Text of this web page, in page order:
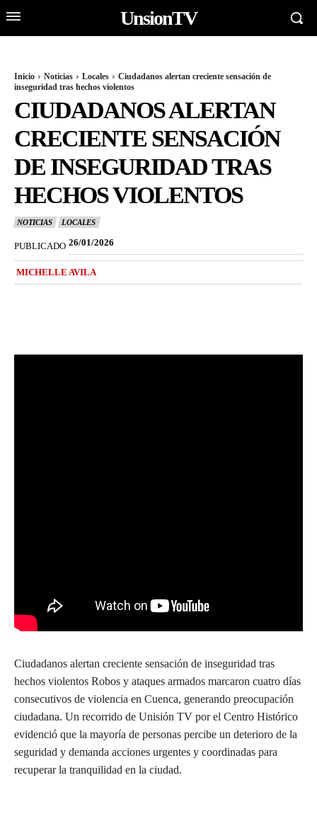
UnsionTV
Inicio Noticias Locales
Ciudadanos alertan creciente sensación de
inseguridad tras hechos violentos
CIUDADANOS ALERTAN
CRECIENTE SENSACIÓN
DE INSEGURIDAD TRAS
HECHOS VIOLENTOS
NOTICIAS LOCALES
PUBLICADO 26/01/2026
MICHELLE AVILA
Ciudadanos alertan creciente sensación de inseguridad tras
hechos violentos Robos y ataques armados marcaron cuatro días
consecutivos de violencia en Cuenca, generando preocupación
ciudadana. Un recorrido de Unisión TV por el Centro Histórico
evidenció que la mayoría de personas percibe un deterioro de la
seguridad y demanda acciones urgentes y coordinadas para
recuperar la tranquilidad en la ciudad.